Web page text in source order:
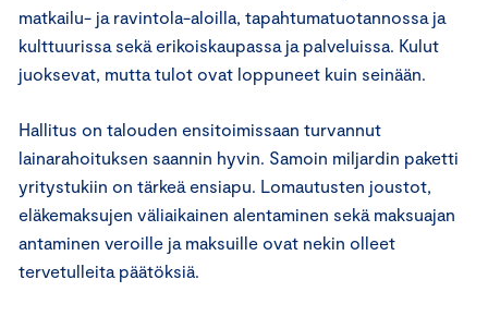
matkailu- ja ravintola-aloilla, tapahtumatuotannossa ja
kulttuurissa sekä erikoiskaupassa ja palveluissa. Kulut
juoksevat, mutta tulot ovat loppuneet kuin seinään.
Hallitus on talouden ensitoimissaan turvannut
lainarahoituksen saannin hyvin. Samoin miljardin paketti
yritystukiin on tärkeä ensiapu. Lomautusten joustot,
eläkemaksujen väliaikainen alentaminen sekä maksuajan
antaminen veroille ja maksuille ovat nekin olleet
tervetulleita päätöksiä.